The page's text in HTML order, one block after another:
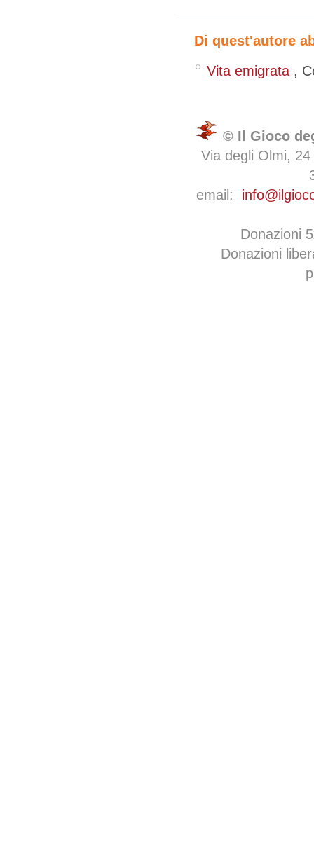
Di quest'autore
Vita emigrata ,
© Il Gioco
Via degli Olmi,
email:
Donazioni
Donazioni